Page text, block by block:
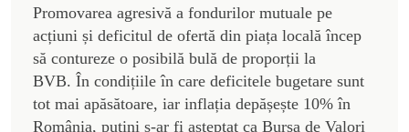
Promovarea agresivă a fondurilor mutuale pe
acțiuni și deficitul de ofertă din piața locală încep
să contureze o posibilă bulă de proporții la
BVB. În condițiile în care deficitele bugetare sunt
tot mai apăsătoare, iar inflația depășește 10% în
România, puțini s-ar fi așteptat ca Bursa de Valori